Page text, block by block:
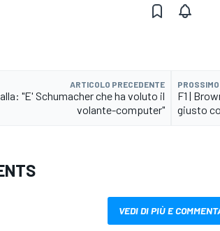
ARTICOLO PRECEDENTE
"E' Schumacher che ha voluto il
volante-computer"
F1 |
giusto
VEDI DI PIÙ E